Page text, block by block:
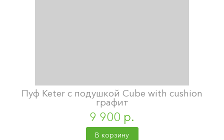
Пуф Keter с подушкой Cube with cushion
графит
9 900 р.
В корзину